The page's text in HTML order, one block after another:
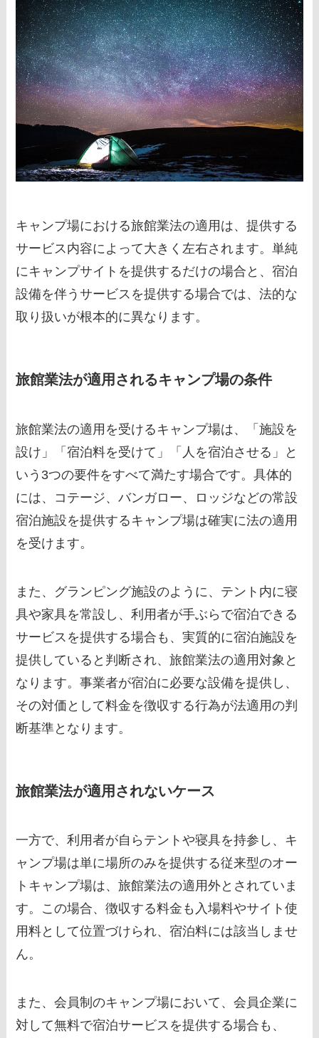
キャンプ場における旅館業法の適用は、提供する
サービス内容によって大きく左右されます。単純
にキャンプサイトを提供するだけの場合と、宿泊
設備を伴うサービスを提供する場合では、法的な
取り扱いが根本的に異なります。
旅館業法が適用されるキャンプ場の条件
旅館業法の適用を受けるキャンプ場は、「施設を
設け」「宿泊料を受けて」「人を宿泊させる」と
いう3つの要件をすべて満たす場合です。具体的
には、コテージ、バンガロー、ロッジなどの常設
宿泊施設を提供するキャンプ場は確実に法の適用
を受けます。
また、グランピング施設のように、テント内に寝
具や家具を常設し、利用者が手ぶらで宿泊できる
サービスを提供する場合も、実質的に宿泊施設を
提供していると判断され、旅館業法の適用対象と
なります。事業者が宿泊に必要な設備を提供し、
その対価として料金を徴収する行為が法適用の判
断基準となります。
旅館業法が適用されないケース
一方で、利用者が自らテントや寝具を持参し、キ
ャンプ場は単に場所のみを提供する従来型のオー
トキャンプ場は、旅館業法の適用外とされていま
す。この場合、徴収する料金も入場料やサイト使
用料として位置づけられ、宿泊料には該当しませ
ん。
また、会員制のキャンプ場において、会員企業に
対して無料で宿泊サービスを提供する場合も、